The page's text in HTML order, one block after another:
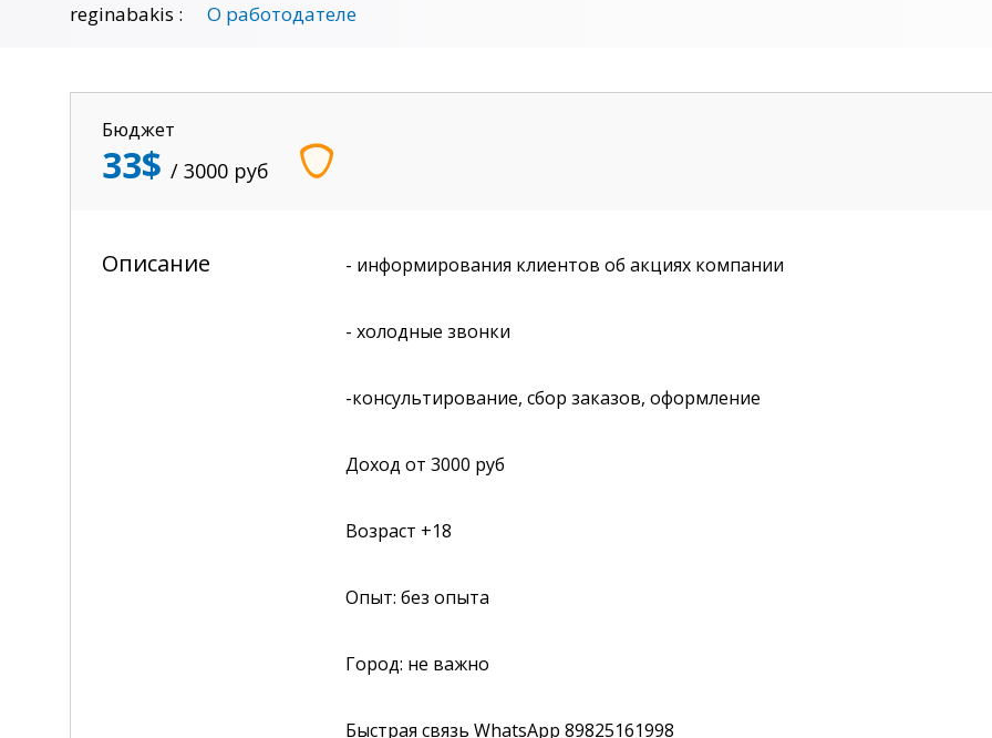
reginabakis : О работодателе
Бюджет
33$ / 3000 руб
Описание - информирования клиентов об акциях компании
- холодные звонки
-консультирование, сбор заказов, оформление
Доход от 3000 руб
Возраст +18
Опыт: без опыта
Город: не важно
Быстрая связь WhatsApp 89825161998